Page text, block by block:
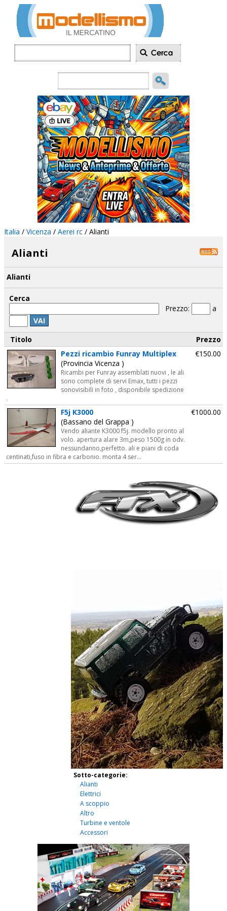
Italia / Vicenza / Aerei rc / Alianti
Alianti
Alianti
Cerca
Prezzo:
a
VAI
Titolo
Prezzo
Pezzi ricambio Funray Multiplex
(Provincia Vicenza )
Ricambi per Funray assemblati nuovi , le ali
sono complete di servi Emax, tutti i pezzi
sonovisibili in foto , disponibile spedizione
.
€150.00
F5j K3000
(Bassano del Grappa )
Vendo aliante K3000 f5j. modello pronto al
volo. apertura alare 3m,peso 1500g in odv.
nessundanno,perfetto. ali e piani di coda
centinati,fuso in fibra e carbonio. monta 4 ser...
€1000.00
Sotto-categorie:
Alianti
Elettrici
A scoppio
Altro
Turbine e ventole
Accessori